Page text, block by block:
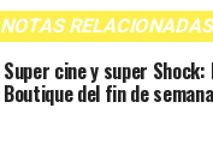
NOTAS
Super cine y super
Boutique del fin de semana